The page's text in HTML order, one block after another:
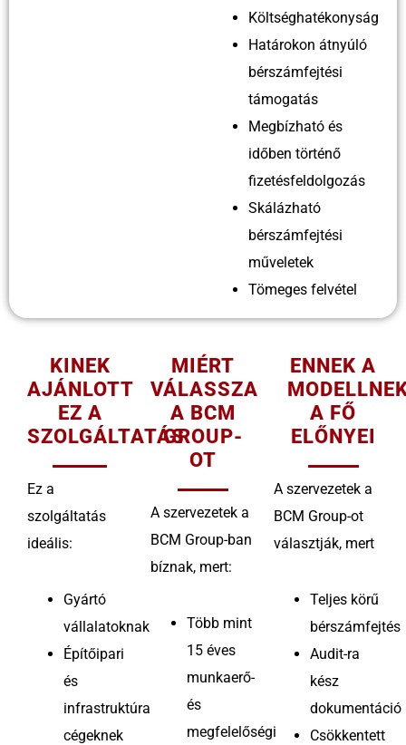
Költséghatékonyság
Határokon átnyúló
bérszámfejtési
támogatás
Megbízható és
időben történő
fizetésfeldolgozás
Skálázható
bérszámfejtési
műveletek
Tömeges felvétel
KINEK
AJÁNLOTT
EZ A
SZOLGÁLTATÁS
Ez a
szolgáltatás
ideális:
Gyártó
vállalatoknak
Építőipari
és
infrastruktúra
cégeknek
MIÉRT
VÁLASSZA
A BCM
GROUP-
OT
A szervezetek a
BCM Group-ban
bíznak, mert:
Több mint
15 éves
munkaerő-
és
megfelelőségi
ENNEK A
A FŐ
ELŐNYEI
A szervezetek a
BCM Group-ot
választják, mert
Teljes körű
bérszámfejtés
Audit-ra
kész
dokumentáció
Csökkentett